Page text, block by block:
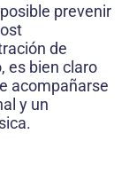
prevenir
de
es bien claro
acompañarse
y un